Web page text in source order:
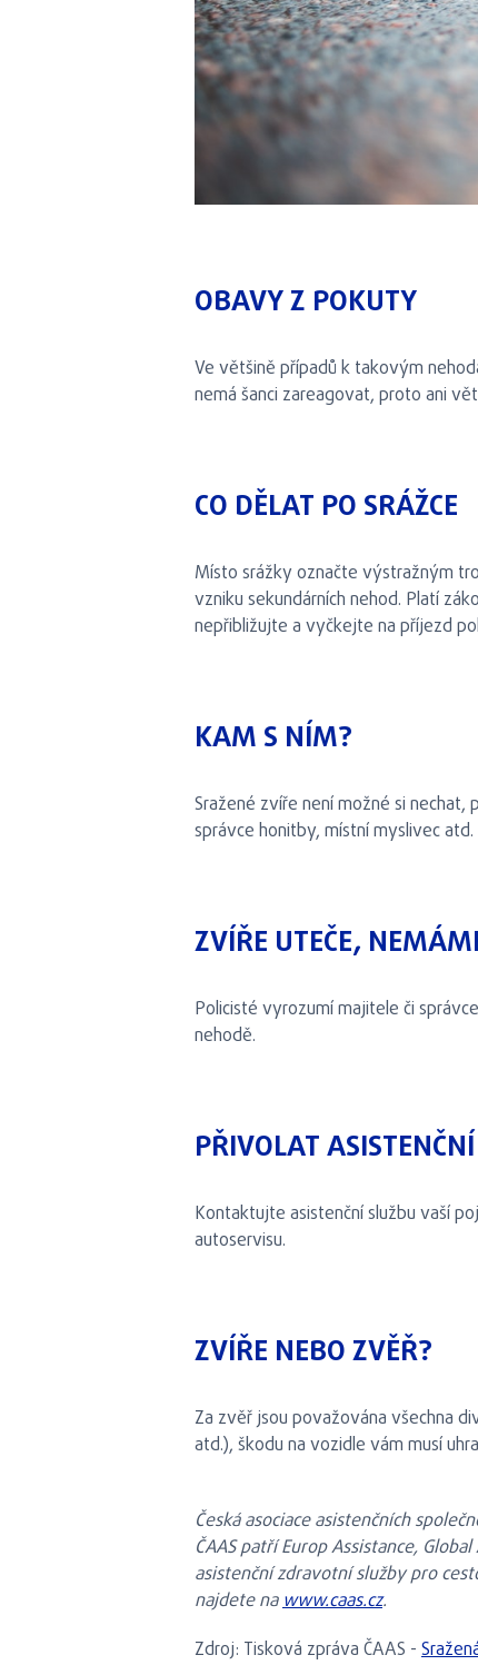
OBAVY Z POKUTY
Ve většině případů k takovým
nemá šanci zareagovat, proto ani
CO DĚLAT PO SRÁŽCE
Místo srážky označte výstražným
vzniku sekundárních nehod. Platí
nepřibližujte a vyčkejte na příjezd
KAM S NÍM?
Sražené zvíře není možné si
správce honitby, místní myslivec atd.
ZVÍŘE UTEČE,
Policisté vyrozumí majitele či
nehodě.
PŘIVOLAT
Kontaktujte asistenční službu vaší
autoservisu.
ZVÍŘE NEBO ZVĚŘ?
Za zvěř jsou považována všechna
atd.), škodu na vozidle vám musí
Česká asociace asistenčních
ČAAS patří Europ Assistance,
asistenční zdravotní služby pro
najdete nawww.caas.cz.
Zdroj: Tisková zpráva ČAAS -